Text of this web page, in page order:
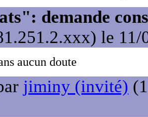
demande
le 11/
aucun doute
jiminy (invité)